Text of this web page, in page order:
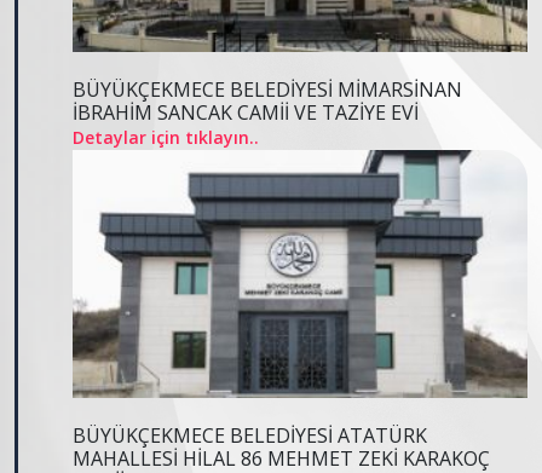
BÜYÜKÇEKMECE BELEDİYESİ MİMARSİNAN
İBRAHİM SANCAK CAMİİ VE TAZİYE EVİ
Detaylar için tıklayın..
BÜYÜKÇEKMECE BELEDİYESİ ATATÜRK
MAHALLESİ HİLAL 86 MEHMET ZEKİ KARAKOÇ